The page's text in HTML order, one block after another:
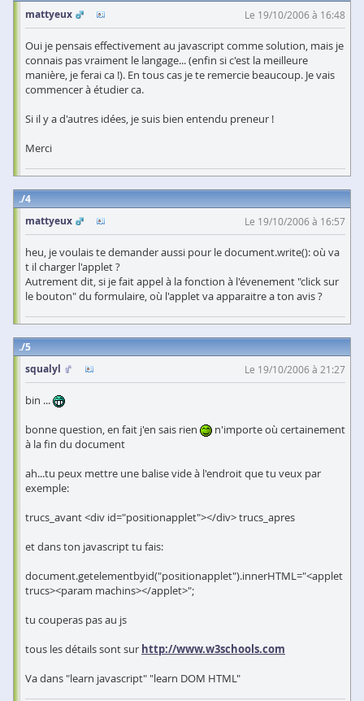
mattyeux
Le 19/10/2006 à 16:48
Oui je pensais effectivement au javascript comme solution, mais je
connais pas vraiment le langage... (enfin si c'est la meilleure
manière, je ferai ca !). En tous cas je te remercie beaucoup. Je vais
commencer à étudier ca.
Si il y a d'autres idées, je suis bien entendu preneur !
Merci
4
mattyeux
Le 19/10/2006 à 16:57
heu, je voulais te demander aussi pour le document.write(): où va
t il charger l'applet ?
Autrement dit, si je fait appel à la fonction à l'évenement "click sur
le bouton" du formulaire, où l'applet va apparaitre a ton avis ?
5
squalyl
Le 19/10/2006 à 21:27
bin ...
bonne question, en fait j'en sais rien
n'importe où certainement
à la fin du document
ah...tu peux mettre une balise vide à l'endroit que tu veux par
exemple:
trucs_avant <div id="positionapplet"></div> trucs_apres
et dans ton javascript tu fais:
document.getelementbyid("positionapplet").innerHTML="<applet
trucs><param machins></applet>";
tu couperas pas au js
tous les détails sont sur http://www.w3schools.com
Va dans "learn javascript" "learn DOM HTML"